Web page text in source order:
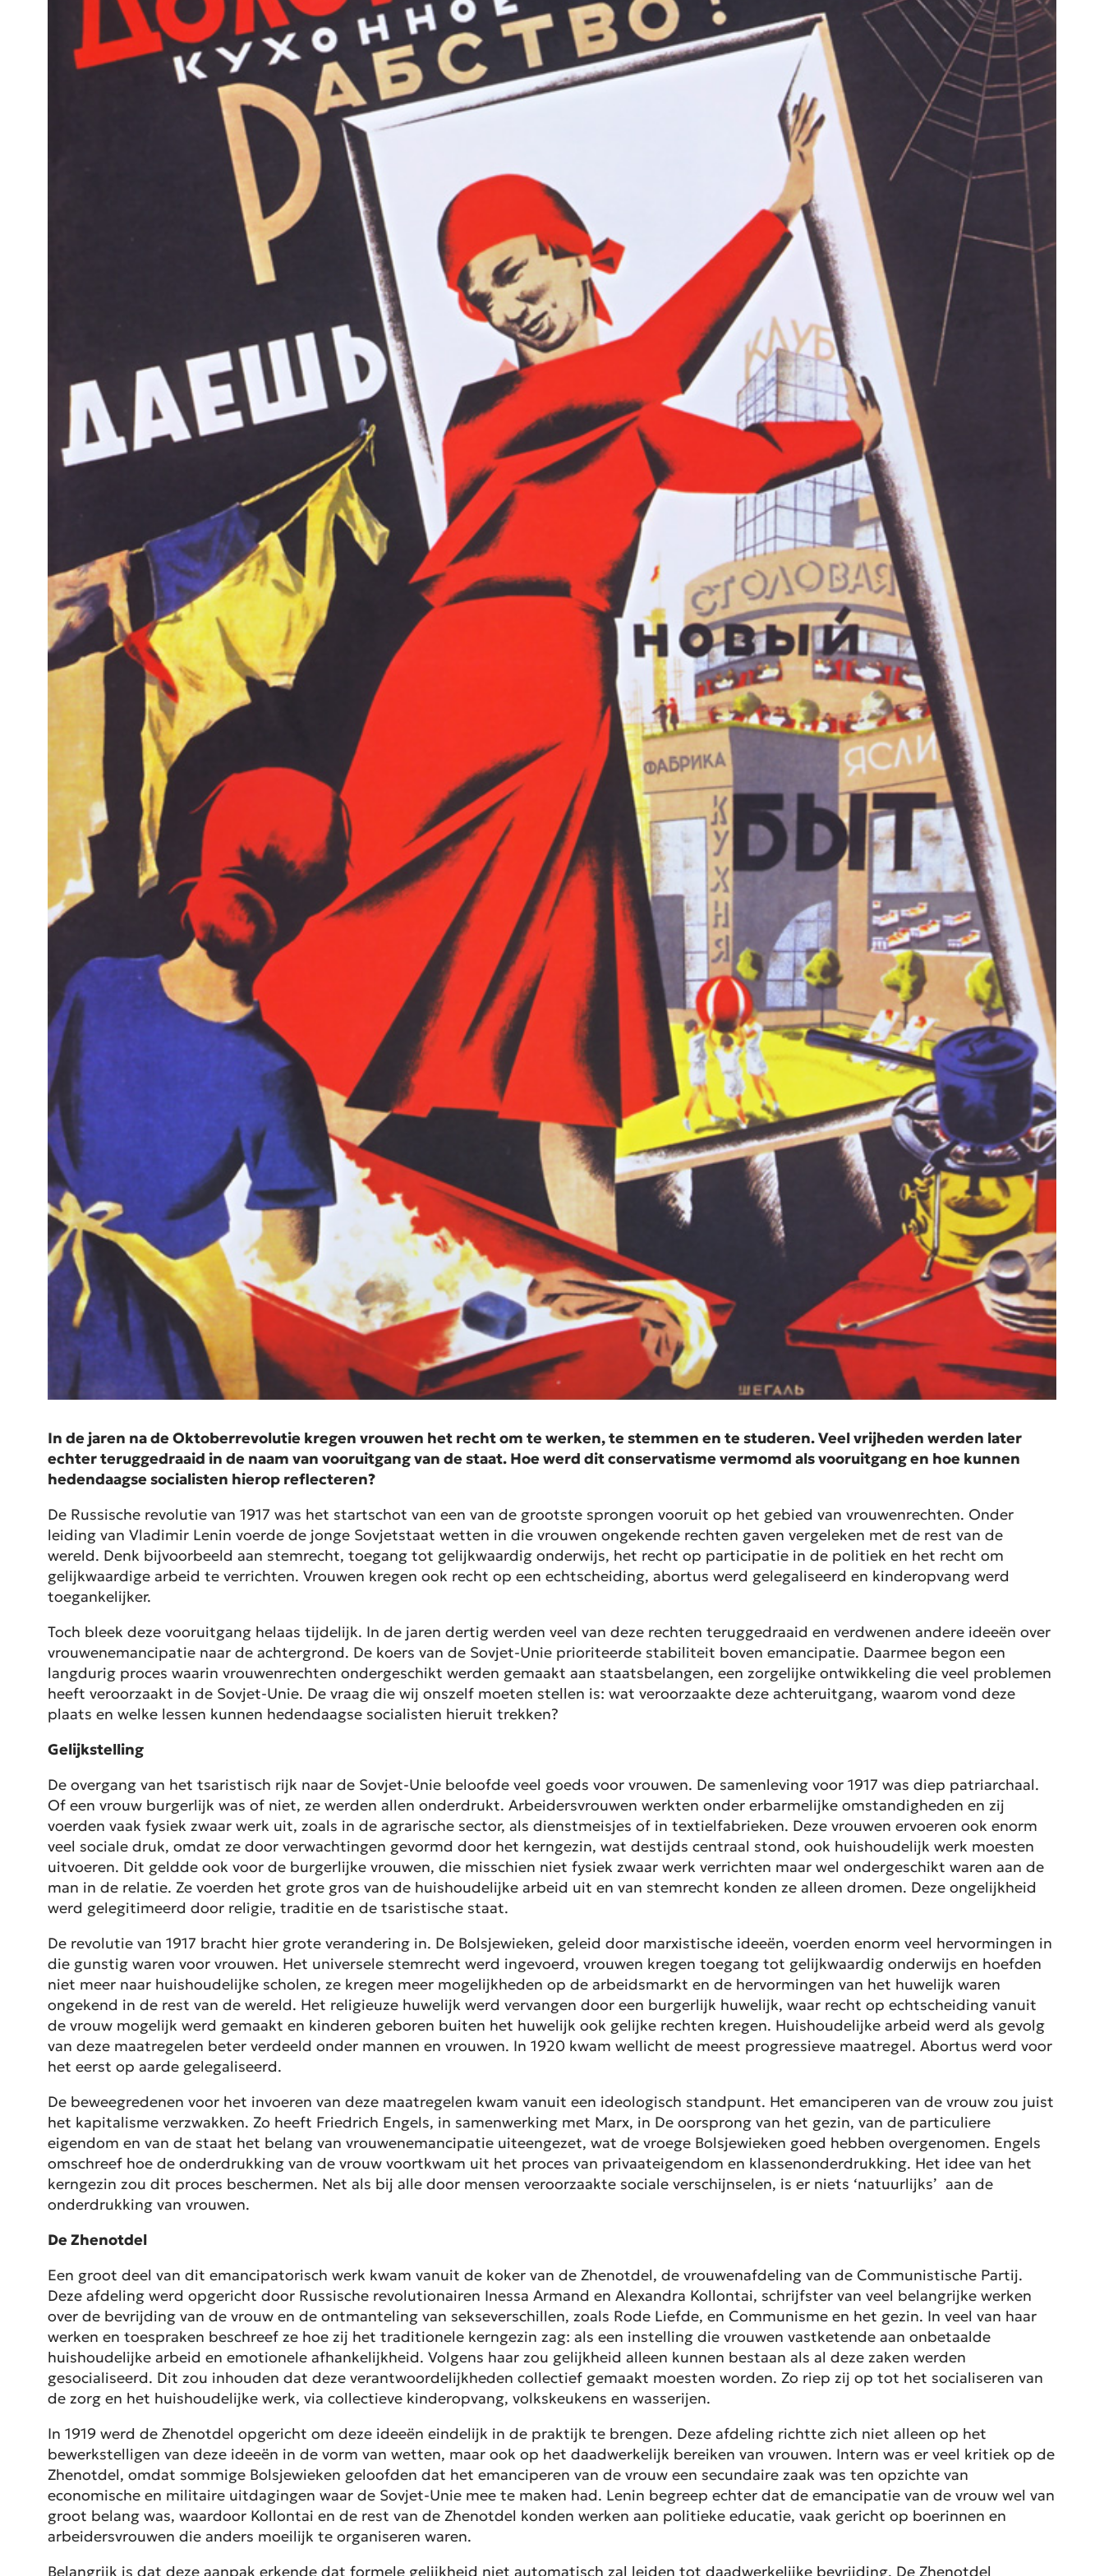
In de jaren na de Oktoberrevolutie kregen vrouwen het recht om te werken, te stemmen en te studeren. Veel vrijheden werden later
echter teruggedraaid in de naam van vooruitgang van de staat. Hoe werd dit conservatisme vermomd als vooruitgang en hoe kunnen
hedendaagse socialisten hierop reflecteren?
De Russische revolutie van 1917 was het startschot van een van de grootste sprongen vooruit op het gebied van vrouwenrechten. Onder
leiding van Vladimir Lenin voerde de jonge Sovjetstaat wetten in die vrouwen ongekende rechten gaven vergeleken met de rest van de
wereld. Denk bijvoorbeeld aan stemrecht, toegang tot gelijkwaardig onderwijs, het recht op participatie in de politiek en het recht om
gelijkwaardige arbeid te verrichten. Vrouwen kregen ook recht op een echtscheiding, abortus werd gelegaliseerd en kinderopvang werd
toegankelijker.
Toch bleek deze vooruitgang helaas tijdelijk. In de jaren dertig werden veel van deze rechten teruggedraaid en verdwenen andere ideeën over
vrouwenemancipatie naar de achtergrond. De koers van de Sovjet-Unie prioriteerde stabiliteit boven emancipatie. Daarmee begon een
langdurig proces waarin vrouwenrechten ondergeschikt werden gemaakt aan staatsbelangen, een zorgelijke ontwikkeling die veel problemen
heeft veroorzaakt in de Sovjet-Unie. De vraag die wij onszelf moeten stellen is: wat veroorzaakte deze achteruitgang, waarom vond deze
plaats en welke lessen kunnen hedendaagse socialisten hieruit trekken?
Gelijkstelling
De overgang van het tsaristisch rijk naar de Sovjet-Unie beloofde veel goeds voor vrouwen. De samenleving voor 1917 was diep patriarchaal.
Of een vrouw burgerlijk was of niet, ze werden allen onderdrukt. Arbeidersvrouwen werkten onder erbarmelijke omstandigheden en zij
voerden vaak fysiek zwaar werk uit, zoals in de agrarische sector, als dienstmeisjes of in textielfabrieken. Deze vrouwen ervoeren ook enorm
veel sociale druk, omdat ze door verwachtingen gevormd door het kerngezin, wat destijds centraal stond, ook huishoudelijk werk moesten
uitvoeren. Dit geldde ook voor de burgerlijke vrouwen, die misschien niet fysiek zwaar werk verrichten maar wel ondergeschikt waren aan de
man in de relatie. Ze voerden het grote gros van de huishoudelijke arbeid uit en van stemrecht konden ze alleen dromen. Deze ongelijkheid
werd gelegitimeerd door religie, traditie en de tsaristische staat.
De revolutie van 1917 bracht hier grote verandering in. De Bolsjewieken, geleid door marxistische ideeën, voerden enorm veel hervormingen in
die gunstig waren voor vrouwen. Het universele stemrecht werd ingevoerd, vrouwen kregen toegang tot gelijkwaardig onderwijs en hoefden
niet meer naar huishoudelijke scholen, ze kregen meer mogelijkheden op de arbeidsmarkt en de hervormingen van het huwelijk waren
ongekend in de rest van de wereld. Het religieuze huwelijk werd vervangen door een burgerlijk huwelijk, waar recht op echtscheiding vanuit
de vrouw mogelijk werd gemaakt en kinderen geboren buiten het huwelijk ook gelijke rechten kregen. Huishoudelijke arbeid werd als gevolg
van deze maatregelen beter verdeeld onder mannen en vrouwen. In 1920 kwam wellicht de meest progressieve maatregel. Abortus werd voor
het eerst op aarde gelegaliseerd.
De beweegredenen voor het invoeren van deze maatregelen kwam vanuit een ideologisch standpunt. Het emanciperen van de vrouw zou juist
het kapitalisme verzwakken. Zo heeft Friedrich Engels, in samenwerking met Marx, in De oorsprong van het gezin, van de particuliere
eigendom en van de staat het belang van vrouwenemancipatie uiteengezet, wat de vroege Bolsjewieken goed hebben overgenomen. Engels
omschreef hoe de onderdrukking van de vrouw voortkwam uit het proces van privaateigendom en klassenonderdrukking. Het idee van het
kerngezin zou dit proces beschermen. Net als bij alle door mensen veroorzaakte sociale verschijnselen, is er niets ‘natuurlijks’ aan de
onderdrukking van vrouwen.
De Zhenotdel
Een groot deel van dit emancipatorisch werk kwam vanuit de koker van de Zhenotdel, de vrouwenafdeling van de Communistische Partij.
Deze afdeling werd opgericht door Russische revolutionairen Inessa Armand en Alexandra Kollontai, schrijfster van veel belangrijke werken
over de bevrijding van de vrouw en de ontmanteling van sekseverschillen, zoals Rode Liefde, en Communisme en het gezin. In veel van haar
werken en toespraken beschreef ze hoe zij het traditionele kerngezin zag: als een instelling die vrouwen vastketende aan onbetaalde
huishoudelijke arbeid en emotionele afhankelijkheid. Volgens haar zou gelijkheid alleen kunnen bestaan als al deze zaken werden
gesocialiseerd. Dit zou inhouden dat deze verantwoordelijkheden collectief gemaakt moesten worden. Zo riep zij op tot het socialiseren van
de zorg en het huishoudelijke werk, via collectieve kinderopvang, volkskeukens en wasserijen.
In 1919 werd de Zhenotdel opgericht om deze ideeën eindelijk in de praktijk te brengen. Deze afdeling richtte zich niet alleen op het
bewerkstelligen van deze ideeën in de vorm van wetten, maar ook op het daadwerkelijk bereiken van vrouwen. Intern was er veel kritiek op de
Zhenotdel, omdat sommige Bolsjewieken geloofden dat het emanciperen van de vrouw een secundaire zaak was ten opzichte van
economische en militaire uitdagingen waar de Sovjet-Unie mee te maken had. Lenin begreep echter dat de emancipatie van de vrouw wel van
groot belang was, waardoor Kollontai en de rest van de Zhenotdel konden werken aan politieke educatie, vaak gericht op boerinnen en
arbeidersvrouwen die anders moeilijk te organiseren waren.
Belangrijk is dat deze aanpak erkende dat formele gelijkheid niet automatisch zal leiden tot daadwerkelijke bevrijding. De Zhenotdel